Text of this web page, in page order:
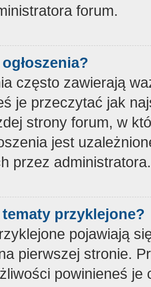
forum.
często zawierają
je przeczytać jak
strony forum, w
jest
przez administratora.
przyklejone?
pojawiają
pierwszej stronie.
powinieneś je